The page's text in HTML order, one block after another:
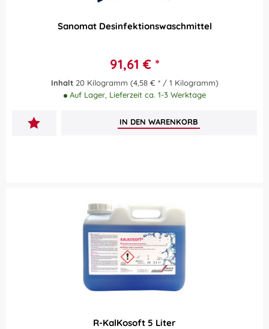
Sanomat Desinfektionswaschmittel
91,61 € *
Inhalt 20 Kilogramm (4,58 € * / 1 Kilogramm)
Auf Lager, Lieferzeit ca. 1-3 Werktage
IN DEN WARENKORB
R-KalKosoft 5 Liter